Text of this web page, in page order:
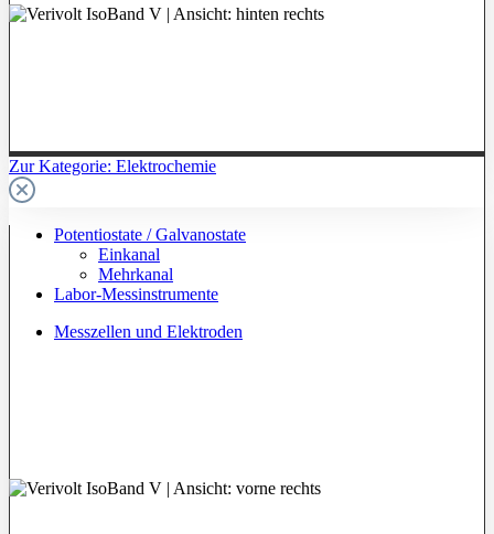
Zur Kategorie: Elektrochemie
Potentiostate / Galvanostate
Einkanal
Mehrkanal
Labor-Messinstrumente
Messzellen und Elektroden